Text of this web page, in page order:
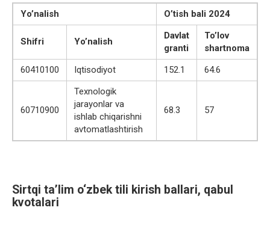
Yo’nalish O’tish bali 2024
Shifri Yo’nalish
Davlat
granti
To’lov
shartnoma
60410100
Iqtisodiyot 152.1 64.6
60710900
Texnologik
jarayonlar va
ishlab chiqarishni
avtomatlashtirish
68.3 57
Sirtqi ta’lim o‘zbek tili kirish ballari, qabul
kvotalari